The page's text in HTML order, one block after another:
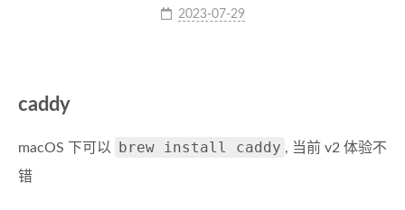
2023-07-29
caddy
macOS 下可以 brew install caddy , 当前 v2 体验不
错